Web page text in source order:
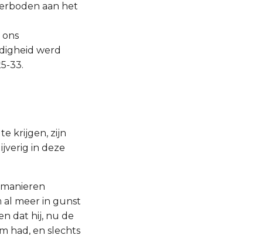
aan het
werd
33.
krijgen, zijn
in deze
al meer in gunst
dat hij, nu de
had, en slechts